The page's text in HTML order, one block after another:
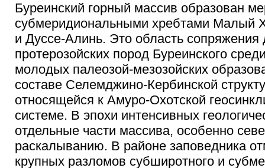
Буреинский горный массив образован
субмеридиональными хребтами Малый
и Дуссе-Алинь. Это область сопряжения
протерозойских пород Буреинского
молодых палеозой-мезозойских
составе Селемджино-Кербинской
относящейся к Амуро-Охотской
системе. В эпохи интенсивных
отдельные части массива, особенно
раскалыванию. В районе заповедника
крупных разломов субширотного и